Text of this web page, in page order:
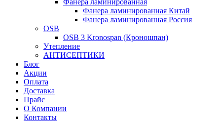
Фанера ламинированная
Фанера ламинированная Китай
Фанера ламинированная Россия
OSB
OSB 3 Kronospan (Кроношпан)
Утепление
АНТИСЕПТИКИ
Блог
Акции
Оплата
Доставка
Прайс
О Компании
Контакты